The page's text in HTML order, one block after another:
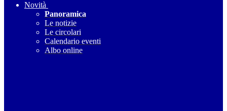
Novità
Panoramica
Le notizie
Le circolari
Calendario eventi
Albo online